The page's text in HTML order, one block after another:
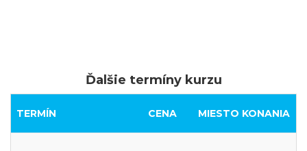
Ďalšie termíny kurzu
TERMÍN CENA MIESTO KONANIA